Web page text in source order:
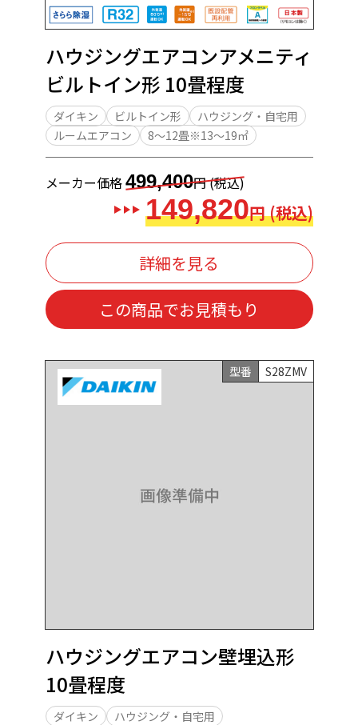
ハウジングエアコンアメニティ
ビルトイン形 10畳程度
ダイキン ビルトイン形
ハウジング・自宅用
ルームエアコン
8～12畳※13～19㎡
メーカー価格499,400円 (税込)
149,820円 (税込)
詳細を見る
この商品でお見積もり
型番 S28ZMV
ハウジングエアコン壁埋込形
10畳程度
ダイキン
ハウジング・自宅用